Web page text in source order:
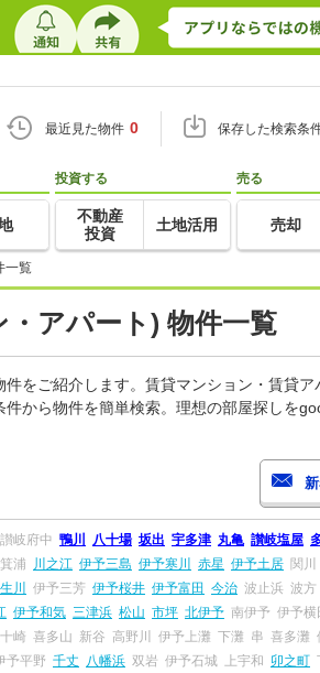
最近見た物件 0 保存した検索条
投資する
不動産
投資
土地活用
売る
売却
一覧
アパート) 物件一覧
をご紹介します。賃貸マンション・賃貸
から物件を簡単検索。理想の部屋探しを
讃岐府中 鴨川 八十場 坂出 宇多津 丸亀 讃岐塩屋
箕浦 川之江 伊予三島 伊予寒川 赤星 伊予土居 関川
川 伊予三芳 伊予桜井 伊予富田 今治 波止浜 波方
伊予和気 三津浜 松山 市坪 北伊予 南伊予 伊予横
崎 喜多山 新谷 高野川 伊予上灘 下灘 串 喜多灘
予平野 千丈 八幡浜 双岩 伊予石城 上宇和 卯之町